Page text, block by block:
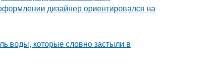
дизайнер ориентировался на
воды, которые словно застыли в